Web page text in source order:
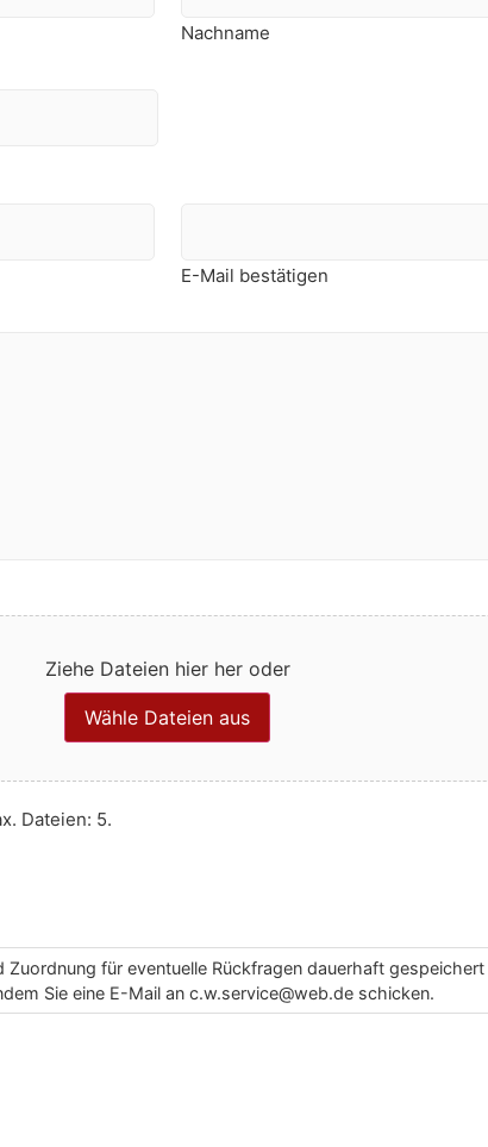
Nachname
E-Mail bestätigen
Ziehe Dateien hier her oder
Wähle Dateien aus
Dateien: 5.
für eventuelle Rückfragen dauerhaft
Sie eine E-Mail an c.w.service@web.de schicken.